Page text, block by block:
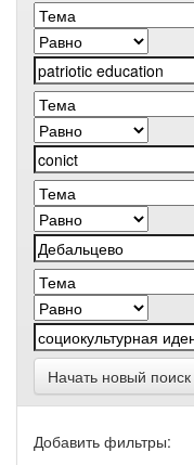
Начать новый поиск
Добавить фильтры: